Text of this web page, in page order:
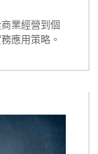
業經營到個
應用策略。